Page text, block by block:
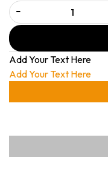
-
Add Your Text Here
Add Your Text Here